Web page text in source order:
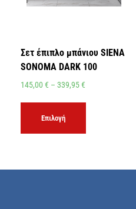
Σετ έπιπλο μπάνιου SIENA
SONOMA DARK 100
145,00 € – 339,95€
Επιλογή